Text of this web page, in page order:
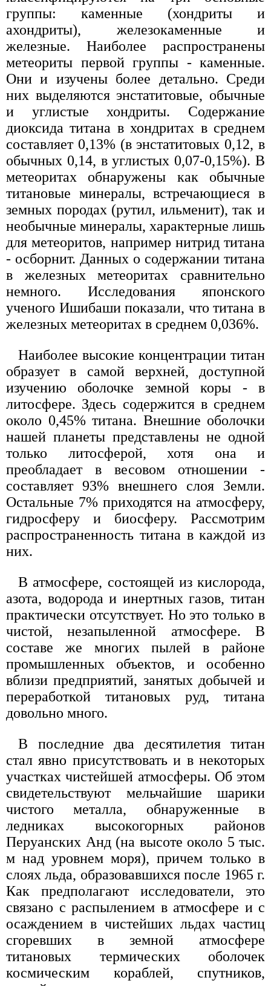
группы: каменные (хондриты и
ахондриты), железокаменные и
железные. Наиболее распространены
метеориты первой группы - каменные.
Они и изучены более детально. Среди
них выделяются энстатитовые, обычные
и углистые хондриты. Содержание
диоксида титана в хондритах в среднем
составляет 0,13% (в энстатитовых 0,12, в
обычных 0,14, в углистых 0,07-0,15%). В
метеоритах обнаружены как обычные
титановые минералы, встречающиеся в
земных породах (рутил, ильменит), так и
необычные минералы, характерные лишь
для метеоритов, например нитрид титана
- осборнит. Данных о содержании титана
в железных метеоритах сравнительно
немного. Исследования японского
ученого Ишибаши показали, что титана в
железных метеоритах в среднем 0,036%.
Наиболее высокие концентрации титан
образует в самой верхней, доступной
изучению оболочке земной коры - в
литосфере. Здесь содержится в среднем
около 0,45% титана. Внешние оболочки
нашей планеты представлены не одной
только литосферой, хотя она и
преобладает в весовом отношении -
составляет 93% внешнего слоя Земли.
Остальные 7% приходятся на атмосферу,
гидросферу и биосферу. Рассмотрим
распространенность титана в каждой из
них.
В атмосфере, состоящей из кислорода,
азота, водорода и инертных газов, титан
практически отсутствует. Но это только в
чистой, незапыленной атмосфере. В
составе же многих пылей в районе
промышленных объектов, и особенно
вблизи предприятий, занятых добычей и
переработкой титановых руд, титана
довольно много.
В последние два десятилетия титан
стал явно присутствовать и в некоторых
участках чистейшей атмосферы. Об этом
свидетельствуют мельчайшие шарики
чистого металла, обнаруженные в
ледниках высокогорных районов
Перуанских Анд (на высоте около 5 тыс.
м над уровнем моря), причем только в
слоях льда, образовавшихся после 1965 г.
Как предполагают исследователи, это
связано с распылением в атмосфере и с
осаждением в чистейших льдах частиц
сгоревших в земной атмосфере
титановых термических оболочек
космическим кораблей, спутников,